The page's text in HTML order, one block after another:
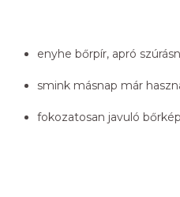
enyhe bőrpír, apró
smink másnap már
fokozatosan javuló bőrkép